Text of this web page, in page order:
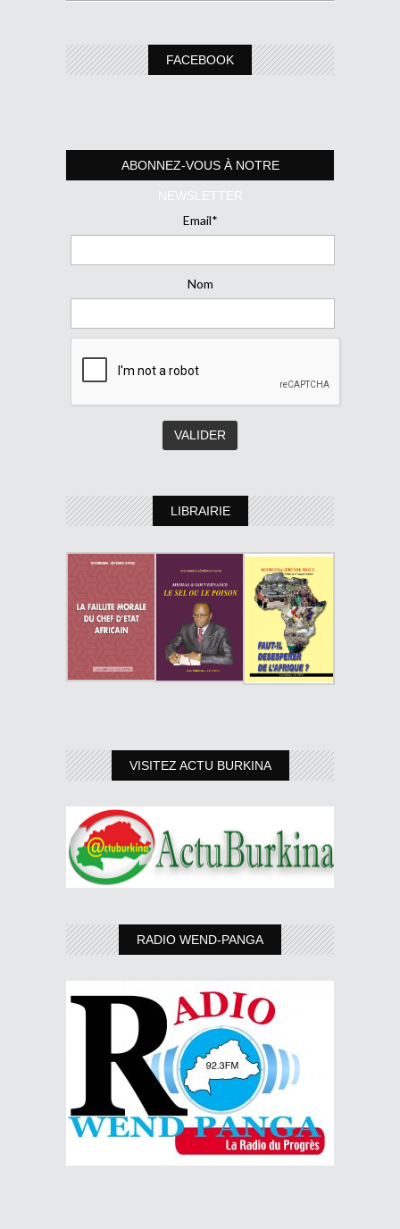
FACEBOOK
ABONNEZ-VOUS À NOTRE
NEWSLETTER
Email*
Nom
LIBRAIRIE
VISITEZ ACTU BURKINA
RADIO WEND-PANGA